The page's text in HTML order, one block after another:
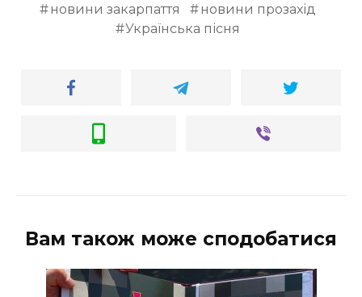
новини закарпаття
новини прозахід
Українська пісня
Вам також може сподобатися